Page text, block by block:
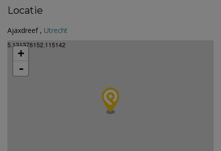
Locatie
Ajaxdreef , Utrecht
5.131376152.115142
+
-